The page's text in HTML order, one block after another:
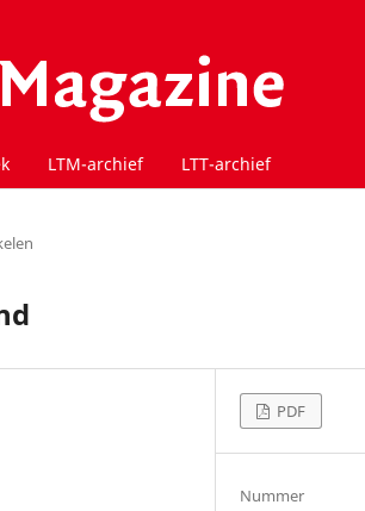
LTM-archief LTT-archief
PDF
Nummer